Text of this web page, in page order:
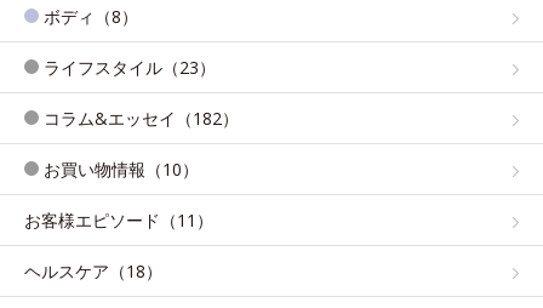
ボディ（8）
ライフスタイル（23）
コラム&エッセイ（182）
お買い物情報（10）
お客様エピソード（11）
ヘルスケア（18）